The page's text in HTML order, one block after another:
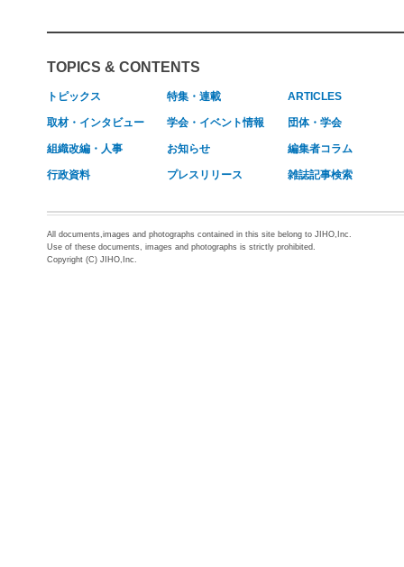
TOPICS & CONTENTS
トピックス 特集・連載 ARTICLES
取材・インタビュー 学会・イベント情報 団体・学会
組織改編・人事 お知らせ 編集者コラム
行政資料 プレスリリース 雑誌記事検索
All documents,images and photographs contained in this site belong to JIHO,Inc.
Use of these documents, images and photographs is strictly prohibited.
Copyright (C) JIHO,Inc.